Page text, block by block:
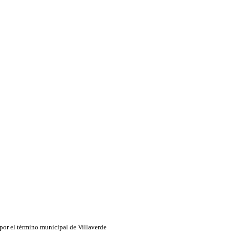
el término municipal de Villaverde